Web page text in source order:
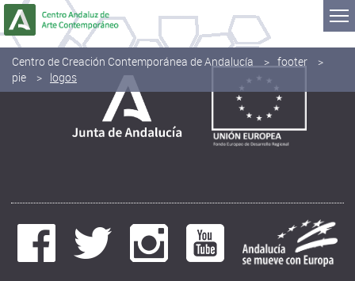
Saltar al contenido
Centro de Creación Contemporánea de Andalucía
footer
pie
logos